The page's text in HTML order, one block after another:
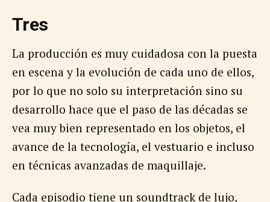
Tres
La producción es muy cuidadosa con la puesta
en escena y la evolución de cada uno de ellos,
por lo que no solo su interpretación sino su
desarrollo hace que el paso de las décadas se
vea muy bien representado en los objetos, el
avance de la tecnología, el vestuario e incluso
en técnicas avanzadas de maquillaje.
Cada episodio tiene un soundtrack de lujo,